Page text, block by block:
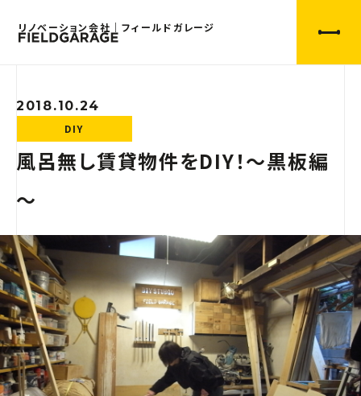
リノベーション会社｜フィールドガレージ
DIY
2018.10.24
風呂無し賃貸物件をDIY！～黒板編
～